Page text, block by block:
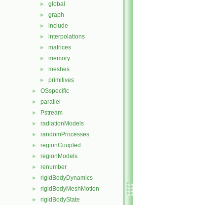
► global
► graph
► include
► interpolations
► matrices
► memory
► meshes
► primitives
► OSspecific
► parallel
► Pstream
► radiationModels
► randomProcesses
► regionCoupled
► regionModels
► renumber
► rigidBodyDynamics
► rigidBodyMeshMotion
► rigidBodyState